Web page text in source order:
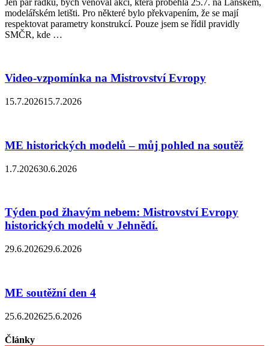
modelářském letišti. Pro některé bylo překvapením, že se mají
respektovat parametry konstrukcí. Pouze jsem se řídil pravidly
SMČR, kde …
Video-vzpomínka na Mistrovství Evropy
15.7.202615.7.2026
ME historických modelů – můj pohled na soutěž
1.7.202630.6.2026
Týden pod žhavým nebem: Mistrovství Evropy
historických modelů v Jehnědí.
29.6.202629.6.2026
ME soutěžní den 4
25.6.202625.6.2026
Články